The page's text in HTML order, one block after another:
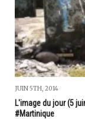
JUIN 5TH, 2014
L'image du jour (5
#Martinique